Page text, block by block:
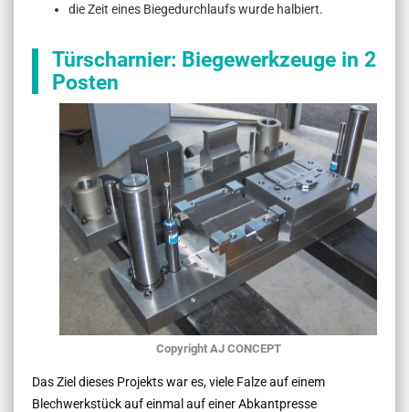
die Zeit eines Biegedurchlaufs wurde halbiert.
Türscharnier: Biegewerkzeuge in 2
Posten
Copyright AJ CONCEPT
Das Ziel dieses Projekts war es, viele Falze auf einem
Blechwerkstück auf einmal auf einer Abkantpresse